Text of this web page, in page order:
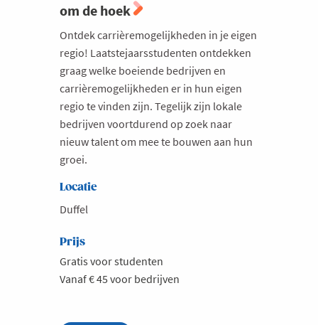
om de hoek
Ontdek carrièremogelijkheden in je eigen
regio! Laatstejaarsstudenten ontdekken
graag welke boeiende bedrijven en
carrièremogelijkheden er in hun eigen
regio te vinden zijn. Tegelijk zijn lokale
bedrijven voortdurend op zoek naar
nieuw talent om mee te bouwen aan hun
groei.
Locatie
Duffel
Prijs
Gratis voor studenten
Vanaf € 45 voor bedrijven